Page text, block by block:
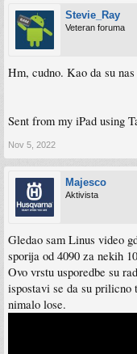
Stevie_Ray
Veteran foruma
Hm, cudno. Kao da su
Sent from my iPad using
Nov 5, 2022
Majesco
Aktivista
Gledao sam Linus video
sporija od 4090 za nekih
Ovo vrstu usporedbe su
ispostavi se da su prilicno
nimalo lose.